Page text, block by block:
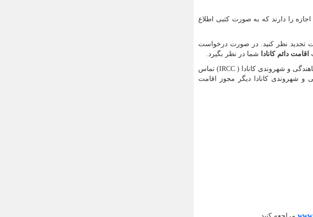
را دارند که به صورت کتبی اطلاع
تجدید نظر کنید. در صورت درخواست
اقامت دائم کانادا شما در نظر بگیرد.
و شهروندی کانادا (IRCC) تماس
و شهروندی کانادا دیگر مجوز اقامت